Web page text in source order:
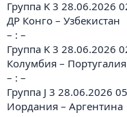
Группа K 3 28.06.2026
ДР Конго – Узбекистан
– : –
Группа K 3 28.06.2026
Колумбия – Португалия
– : –
Группа J 3 28.06.2026
Иордания – Аргентина